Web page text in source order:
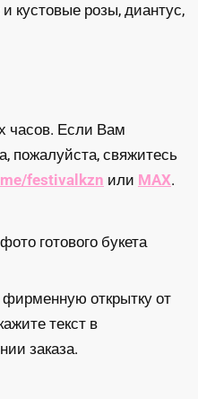
кустовые розы, диантус,
часов. Если Вам
пожалуйста, свяжитесь
festivalkzn или MAX.
готового букета
открытку от
текст в
заказа.